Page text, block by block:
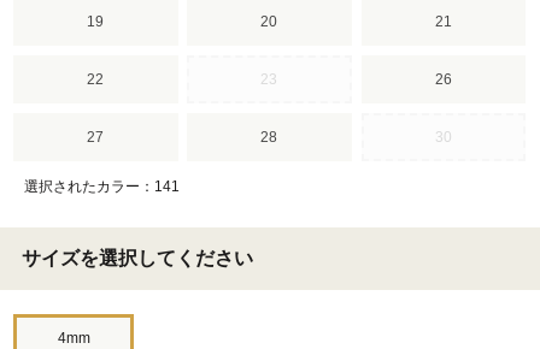
19 20 21
22 23 26
27 28 30
選択されたカラー：141
サイズを選択してください
4mm